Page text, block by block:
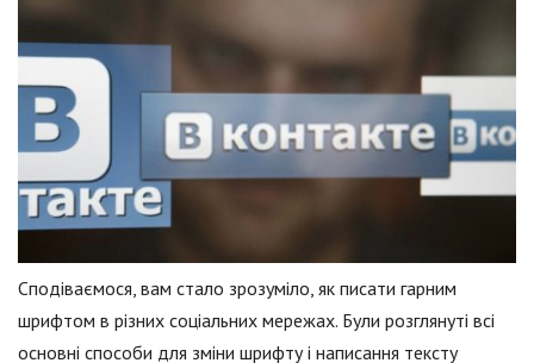
Сподіваємося, вам стало зрозуміло, як писати гарним
шрифтом в різних соціальних мережах. Були розглянуті всі
основні способи для зміни шрифту і написання тексту